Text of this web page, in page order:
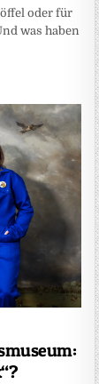
oder für
was haben